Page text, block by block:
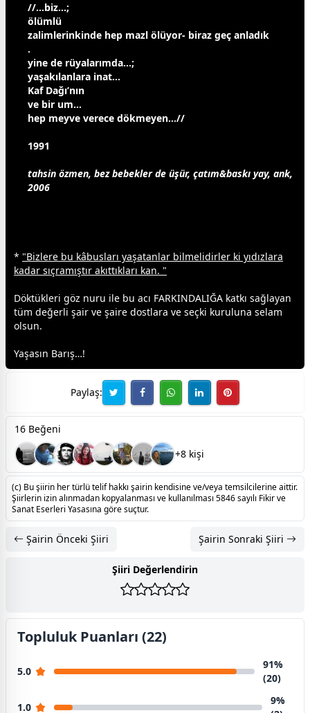
//…biz…;
ölümlü
zalimlerinkinde hep mazl ölüyor- biraz geç anladık
.
yine de rüyalarımda…;
yaşakılanlara inat…
Kaf Dağı’nın
ve bir um…
hep meyve verece dökmeyen…//
1991
tahsin özmen, bezbebekler de üşür, çatım&baskı yay, ank,
2006
* "Bizlere bu kâbusları yaşatanlar bilmelidirler ki yıdızlara
kadar sıçramıştır akıttıkları kan. "
Döktükleri göz nuru ile bu acı FARKINDALIĞA katkı sağlayan
tüm değerli şair ve şaire dostlara ve seçki kuruluna selam
olsun.
Yaşasın Barış…!
Paylaş:
16 Beğeni
+8 kişi
(c) Bu şiirin her türlü telif hakkı şairin kendisine ve/veya temsilcilerine aittir.
Şiirlerin izin alınmadan kopyalanması ve kullanılması 5846 sayılı Fikir ve
Sanat Eserleri Yasasına göre suçtur.
Şairin Önceki Şiiri Şairin Sonraki Şiiri
Şiiri Değerlendirin
Topluluk Puanları (22)
5.0
91%
(20)
1.0
9%